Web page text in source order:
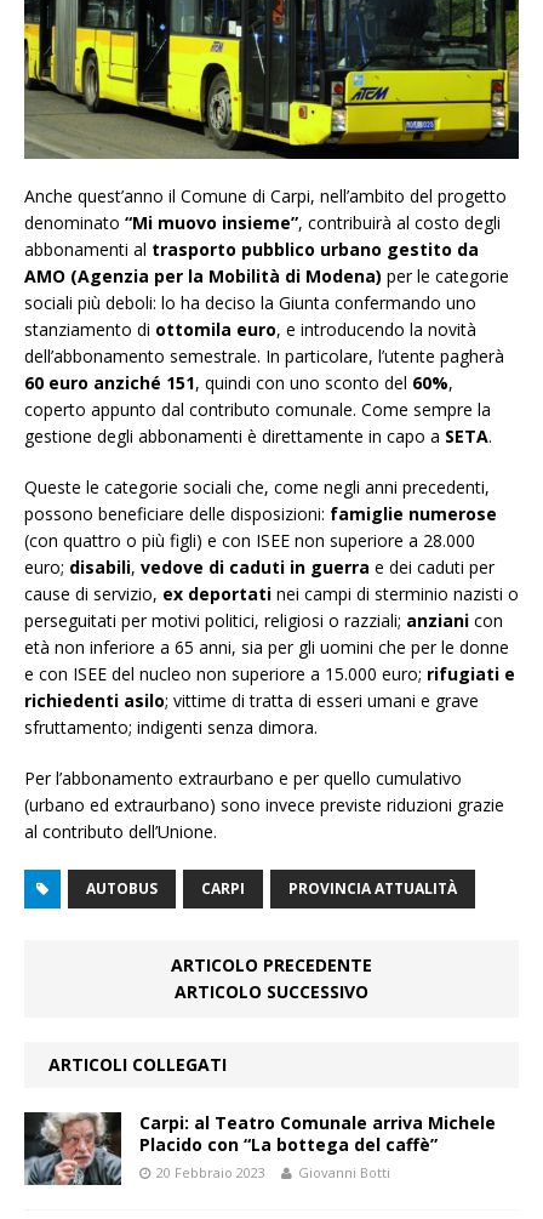
Anche quest’anno il Comune di Carpi, nell’ambito del progetto
denominato “Mi muovo insieme”, contribuirà al costo degli
abbonamenti al trasporto pubblico urbano gestito da
AMO (Agenzia per la Mobilità di Modena) per le categorie
sociali più deboli: lo ha deciso la Giunta confermando uno
stanziamento di ottomila euro, e introducendo la novità
dell’abbonamento semestrale. In particolare, l’utente pagherà
60 euro anziché 151, quindi con uno sconto del 60%,
coperto appunto dal contributo comunale. Come sempre la
gestione degli abbonamenti è direttamente in capo a SETA.
Queste le categorie sociali che, come negli anni precedenti,
possono beneficiare delle disposizioni: famiglie numerose
(con quattro o più figli) e con ISEE non superiore a 28.000
euro; disabili, vedove di caduti in guerra e dei caduti per
cause di servizio, ex deportati nei campi di sterminio nazisti o
perseguitati per motivi politici, religiosi o razziali; anziani con
età non inferiore a 65 anni, sia per gli uomini che per le donne
e con ISEE del nucleo non superiore a 15.000 euro; rifugiati e
richiedenti asilo; vittime di tratta di esseri umani e grave
sfruttamento; indigenti senza dimora.
Per l’abbonamento extraurbano e per quello cumulativo
(urbano ed extraurbano) sono invece previste riduzioni grazie
al contributo dell’Unione.
AUTOBUS CARPI PROVINCIA ATTUALITÀ
ARTICOLO PRECEDENTE
ARTICOLO SUCCESSIVO
ARTICOLI COLLEGATI
Carpi: al Teatro Comunale arriva Michele
Placido con “La bottega del caffè”
20 Febbraio 2023 Giovanni Botti